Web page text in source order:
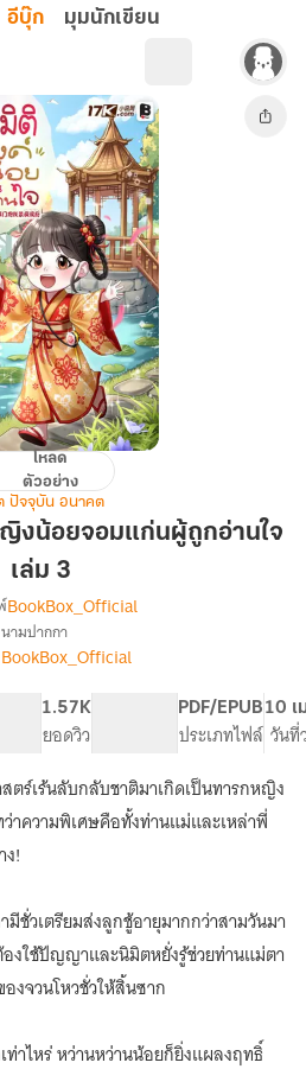
อีบุ๊ก มุมนักเขียน
โหลด
ตัวอย่าง
ปัจจุบัน อนาคต
งน้อยจอมแก่นผู้ถูกอ่านใจ
เล่ม 3
เรื่อง[จบ]
ทะลุ
มิติ
มา
เป็น
องค์
หญิง
น้อย
จอม
ถูก
อ่าน
ใจ
BookBox_Official
นามปากกา
BookBox_Official
1.57K
ยอดวิว
PDF/EPUB
ประเภทไฟล์
10 เ
วันที่
สตร์เร้นลับกลับชาติมาเกิดเป็นทารกหญิง
าความพิเศษคือทั้งท่านแม่และเหล่าพี่
!
มีชั่วเตรียมส่งลูกชู้อายุมากกว่าสามวันมา
งใช้ปัญญาและนิมิตหยั่งรู้ช่วยท่านแม่ตา
งจวนโหวชั่วให้สิ้นซาก
ท่าไหร่ หว่านหว่านน้อยก็ยิ่งแผลงฤทธิ์